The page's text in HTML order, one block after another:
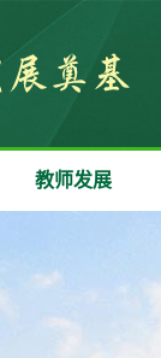
教师发展